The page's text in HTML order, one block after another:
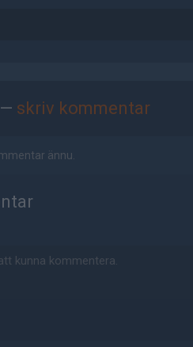
skriv kommentar
ännu.